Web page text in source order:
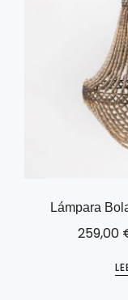
Lámpara
259,00